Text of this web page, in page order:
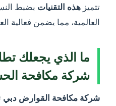
تتميز هذه التقنيات بضبط
العالمية، مما يضمن فعالية
ما الذي يجعلك
شركة مكافحة
شركة مكافحة القوارض دبي